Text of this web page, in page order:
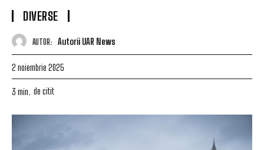
DIVERSE
AUTOR: Autorii UAR News
2 noiembrie 2025
3 min. de citit